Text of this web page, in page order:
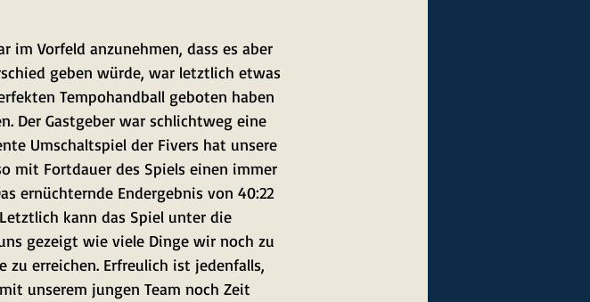
im Vorfeld anzunehmen, dass es aber
geben würde, war letztlich etwas
Tempohandball geboten haben
Der Gastgeber war schlichtweg eine
Umschaltspiel der Fivers hat unsere
mit Fortdauer des Spiels einen immer
ernüchternde Endergebnis von 40:22
kann das Spiel unter die
gezeigt wie viele Dinge wir noch zu
zu erreichen. Erfreulich ist jedenfalls,
unserem jungen Team noch Zeit